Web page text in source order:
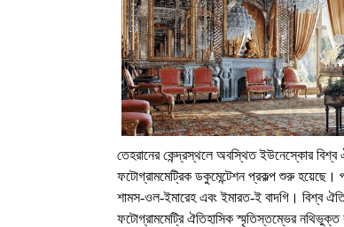
তেহরানের কেন্দ্রস্থলে অবস্থিত ইউনেস্কোর
ফটোগ্রামমেট্রিক ডকুমেন্টেশন প্রকল্প শুরু হয়েছে।
শামস-ওল-ইমারেহ এবং ইমারত-ই বাদগি। বিশ্ব
ফটোগ্রামমেট্রি ঐতিহাসিক স্মৃতিস্তম্ভের